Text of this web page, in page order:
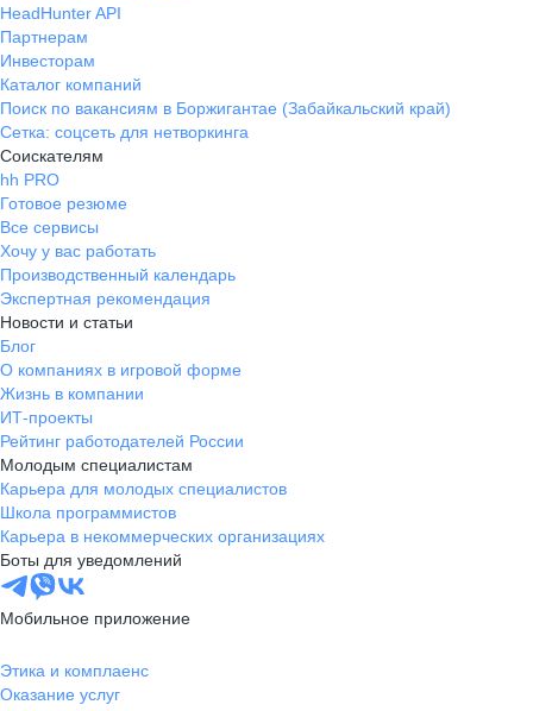
HeadHunter API
Партнерам
Инвесторам
Каталог компаний
Поиск по вакансиям в Боржигантае (Забайкальский край)
Сетка: соцсеть для нетворкинга
Соискателям
hh PRO
Готовое резюме
Все сервисы
Хочу у вас работать
Производственный календарь
Экспертная рекомендация
Новости и статьи
Блог
О компаниях в игровой форме
Жизнь в компании
ИТ-проекты
Рейтинг работодателей России
Молодым специалистам
Карьера для молодых специалистов
Школа программистов
Карьера в некоммерческих организациях
Боты для уведомлений
Мобильное приложение
Этика и комплаенс
Оказание услуг